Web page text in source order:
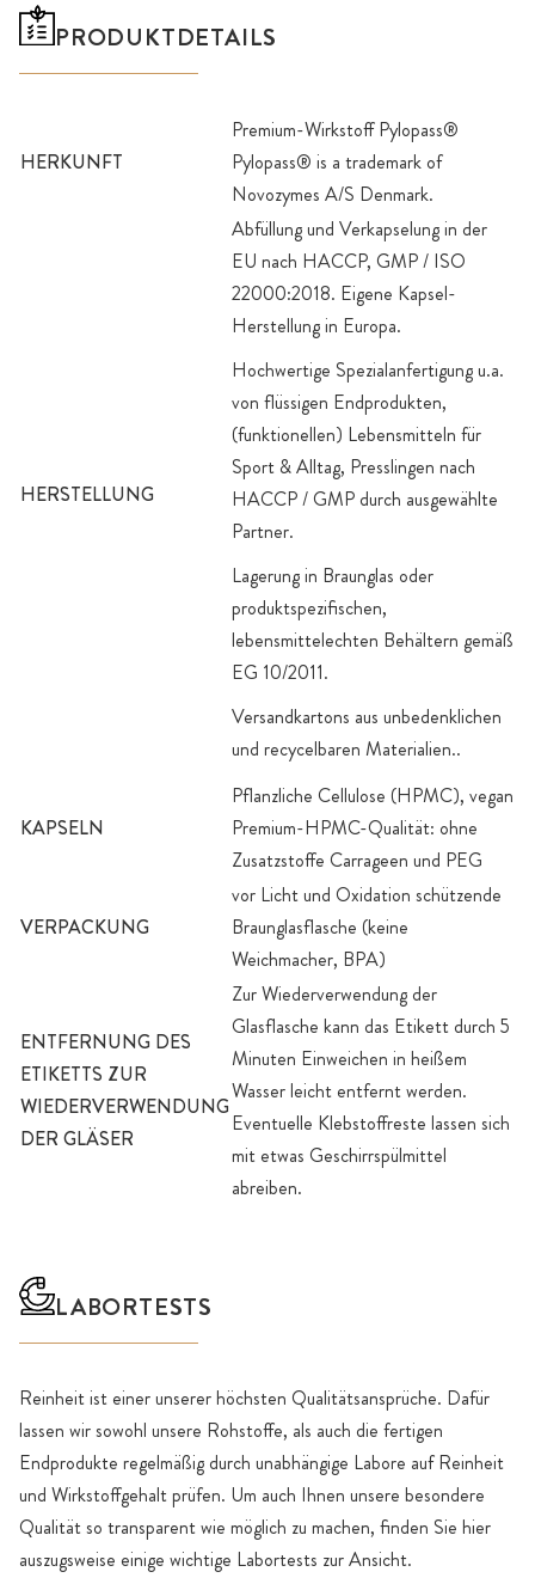
PRODUKTDETAILS
HERKUNFT
Premium-Wirkstoff Pylopass®
Pylopass® is a trademark of
Novozymes A/S Denmark.
HERSTELLUNG
Abfüllung und Verkapselung in der
EU nach HACCP, GMP / ISO
22000:2018. Eigene Kapsel-
Herstellung in Europa.
Hochwertige Spezialanfertigung u.a.
von flüssigen Endprodukten,
(funktionellen) Lebensmitteln für
Sport & Alltag, Presslingen nach
HACCP / GMP durch ausgewählte
Partner.
Lagerung in Braunglas oder
produktspezifischen,
lebensmittelechten Behältern gemäß
EG 10/2011.
Versandkartons aus unbedenklichen
und recycelbaren Materialien..
KAPSELN
Pflanzliche Cellulose (HPMC), vegan
Premium-HPMC-Qualität: ohne
Zusatzstoffe Carrageen und PEG
VERPACKUNG
vor Licht und Oxidation schützende
Braunglasflasche (keine
Weichmacher, BPA)
ENTFERNUNG DES
ETIKETTS ZUR
WIEDERVERWENDUNG
DER GLÄSER
Zur Wiederverwendung der
Glasflasche kann das Etikett durch 5
Minuten Einweichen in heißem
Wasser leicht entfernt werden.
Eventuelle Klebstoffreste lassen sich
mit etwas Geschirrspülmittel
abreiben.
LABORTESTS
Reinheit ist einer unserer höchsten Qualitätsansprüche. Dafür
lassen wir sowohl unsere Rohstoffe, als auch die fertigen
Endprodukte regelmäßig durch unabhängige Labore auf Reinheit
und Wirkstoffgehalt prüfen. Um auch Ihnen unsere besondere
Qualität so transparent wie möglich zu machen, finden Sie hier
auszugsweise einige wichtige Labortests zur Ansicht.